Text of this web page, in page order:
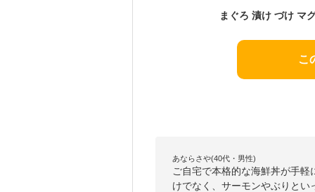
こ
あならさや(40代・男性)
ご自宅で本格的な海鮮丼が手
けでなく、サーモンやぶりと